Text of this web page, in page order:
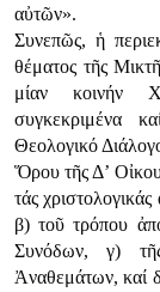
αὐτῶν».
Συνεπῶς, ἡ
θέματος τῆς
μίαν κοινήν
συγκεκριμένα
Θεολογικό
Ὅρου τῆς Δ’
τάς
β) τοῦ τρόπου
Συνόδων, γ)
Ἀναθεμάτων, καί